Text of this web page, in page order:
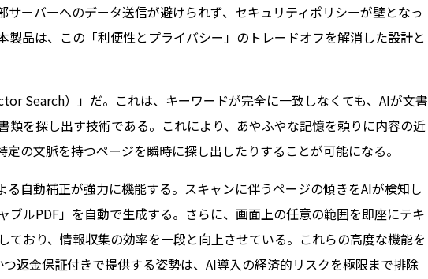
ーバーへのデータ送信が避けられず、セキュリティポリシーが壁となっ
製品は、この「利便性とプライバシー」のトレードオフを解消した設計と
Search）」だ。これは、キーワードが完全に一致しなくても、AIが文書
類を探し出す技術である。これにより、あやふやな記憶を頼りに内容の近
の文脈を持つページを瞬時に探し出したりすることが可能になる。
る自動補正が強力に機能する。スキャンに伴うページの傾きをAIが検知し
ブルPDF」を自動で生成する。さらに、画面上の任意の範囲を即座にテキ
ており、情報収集の効率を一段と向上させている。これらの高度な機能を
返金保証付きで提供する姿勢は、AI導入の経済的リスクを極限まで排除